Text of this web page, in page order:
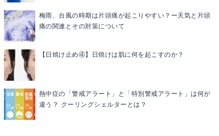
梅雨、台風の時期は片頭痛が起こりやすい？ー天気と片頭
痛の関連とその対策について
【日焼け止め④】日焼けは肌に何を起こすのか？
熱中症の「警戒アラート」と「特別警戒アラート」は何が
違う？ クーリングシェルターとは？